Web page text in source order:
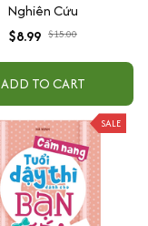
Nghiên Cứu
$8.99 $15.00
ADD TO CART
SALE